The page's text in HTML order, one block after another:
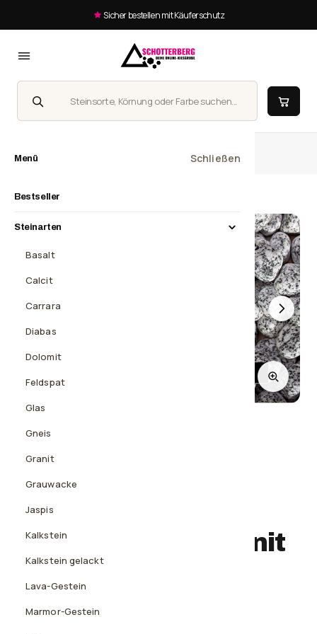
Sicher bestellen mit Käuferschutz
Suche
Menü Schließen
Bestseller
Steinarten
Basalt
Calcit
Carrara
Diabas
Dolomit
Feldspat
Glas
Gneis
Granit
Grauwacke
Jaspis
Kalkstein
Kalkstein gelackt
Lava-Gestein
Marmor-Gestein
Homepage Gletscherkies Granit 10-20 mm
KIES GETROMMELT
Gletscherkies Granit
10-20 mm
Vom Wasser rund geformter Granitkies